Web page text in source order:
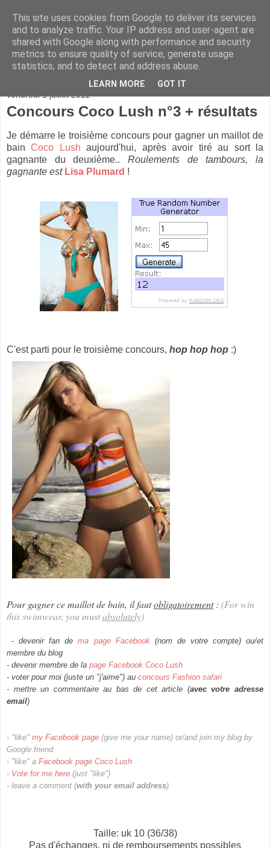
vendredi 1 juillet 2011
Concours Coco Lush n°3 + résultats
Je démarre le troisième concours pour gagner un maillot de
bainCoco Lush aujourd'hui, après avoir tiré au sort la
gagnante du deuxième.. Roulements de tambours, la
gagnante est Lisa Plumard !
C'est parti pour le troisième concours, hop hop hop :)
Pour gagner ce maillot de bain, il fautobligatoirement: (For win
this swimwear, you mustabsolutely)
- devenir fan dema page Facebook(nom de votre compte) ou/et
membre du blog
- devenir membre de la page Facebook Coco Lush
- voter pour moi (juste un "j'aime") au concours Fashion safari
- mettre un commentaire au bas de cet article (avec votre adresse
email)
- "like" my Facebook page (give me your name) or/and join my blog by
Google friend
- "like" a Facebook page Coco Lush
- Vote for me here (just "like")
- leave a comment (with your email address)
Taille: uk 10 (36/38)
Pas d'échanges, ni de remboursements possibles
This site uses cookies from Google to deliver its services
and to analyze traffic. Your IP address and user-agent are
shared with Google along with performance and security
metrics to ensure quality of service, generate usage
statistics, and to detect and address abuse.
LEARN MORE GOT IT